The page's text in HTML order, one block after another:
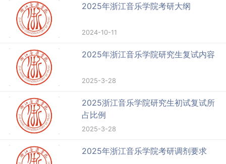
2025年浙江音乐学院考研大纲
2024-10-11
2025年浙江音乐学院研究生复试内容
2025-3-28
2025浙江音乐学院研究生初试复试所
占比例
2025-3-28
2025年浙江音乐学院考研调剂要求